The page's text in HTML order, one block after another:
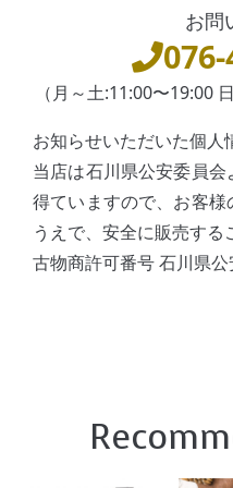
お問
（月～土:11:00〜19:00
お知らせいただいた個人
当店は石川県公安委員
得ていますので、お客
うえで、安全に販売する
古物商許可番号 石川県